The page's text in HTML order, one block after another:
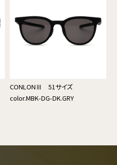
CONLONⅢ 51サイズ
color.MBK-DG-DK.GRY